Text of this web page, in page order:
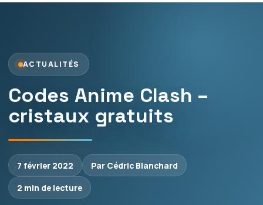
ACTUALITÉS
Codes Anime Clash –
cristaux gratuits
7 février 2022
Par Cédric Blanchard
2 min de lecture